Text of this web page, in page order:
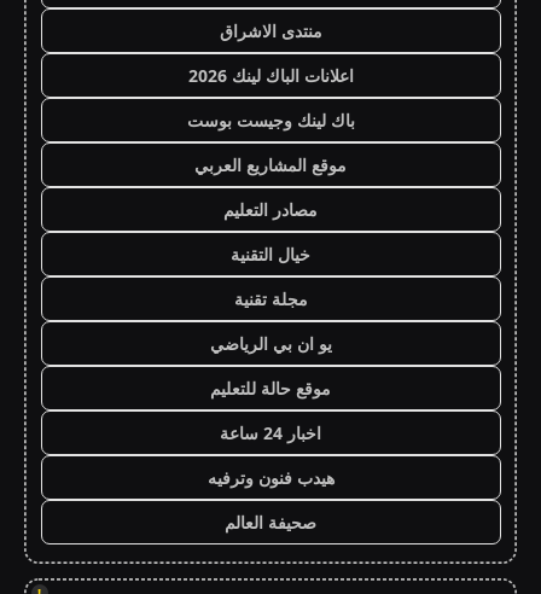
منتدى الاشراق
اعلانات الباك لينك 2026
باك لينك وجيست بوست
موقع المشاريع العربي
مصادر التعليم
خيال التقنية
مجلة تقنية
يو ان بي الرياضي
موقع حالة للتعليم
اخبار 24 ساعة
هيدب فنون وترفيه
صحيفة العالم